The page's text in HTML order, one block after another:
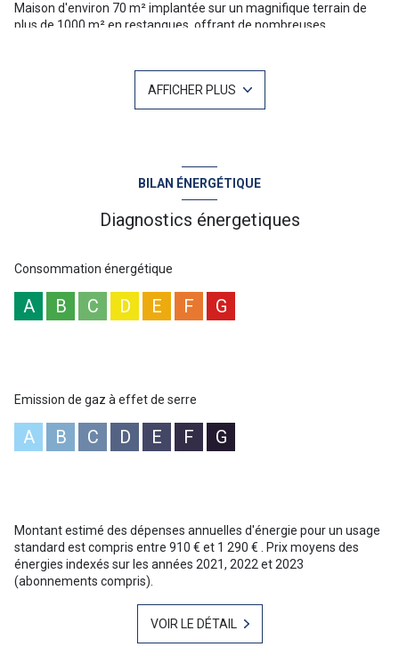
Maison d'environ 70 m² implantée sur un magnifique terrain de
plus de 1000 m² en restanques, offrant de nombreuses
chaussée, d’une pièce de vie avec cuisine et d’une dépendance. À
l’étage, vous trouverez deux chambres ainsi qu’une salle d’eau.
Exposée plein sud avec une vue dégagée, cette maison à l’accès
Pour plus d'informations ou une visite n'hésitez pas à contacter
Christophe MAZET 06 71 10 19 03 Votre agent commercial sur Le
Lavandou : NoRSAC 344 368 931
“Les informations sur les risques auxquels ce bien est exposé sont
AFFICHER PLUS
BILAN ÉNERGÉTIQUE
Diagnostics énergetiques
Consommation énergétique
A B C D E F G
Emission de gaz à effet de serre
A B C D E F G
Montant estimé des dépenses annuelles d'énergie pour un usage
standard est compris entre 910 € et 1 290 € . Prix moyens des
énergies indexés sur les années 2021, 2022 et 2023
(abonnements compris).
VOIR LE DÉTAIL